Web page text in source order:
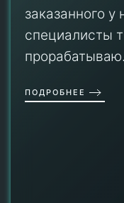
заказанного
специалисты
ПОДРОБНЕЕ